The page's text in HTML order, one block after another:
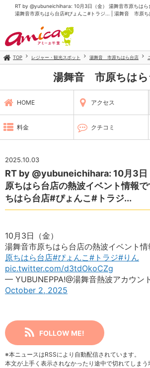
RT by @yubuneichihara: 10月3日（金） 湯舞音市原ちは
湯舞音市原ちはら台店#ぴょんこ#トラジ... | 湯舞音 市原ち
TOP レジャー・観光スポット 湯舞音 市原ちはら台店
湯舞音 市原ちはら
HOME アクセス
料金 クチコミ
2025.10.03
RT by @yubuneichihara: 10月3日
原ちはら台店の熱波イベント情報
ちはら台店#ぴょんこ#トラジ...
10月3日（金）
湯舞音市原ちはら台店の熱波イベント情
原ちはら台店#ぴょんこ#トラジ#りん
pic.twitter.com/d3tdOkoCZg
— YUBUNEPPA!@湯舞音熱波アカウン
October 2, 2025
FOLLOW ME!
※本ニュースはRSSにより自動配信されています。
本文が上手く表示されなかったり途中で切れてしまう